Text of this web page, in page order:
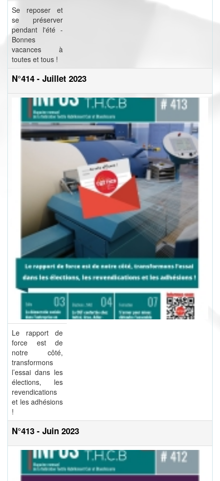
Se reposer et
se préserver
pendant l'été -
Bonnes
vacances à
toutes et tous !
N°414 - Juillet 2023
Le rapport de
force est de
notre côté,
transformons
l’essai dans les
élections, les
revendications
et les adhésions
!
N°413 - Juin 2023